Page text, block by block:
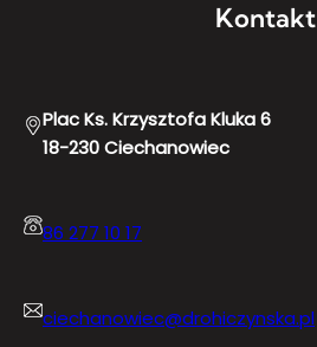
Kontakt
Plac Ks. Krzysztofa Kluka 6
18-230 Ciechanowiec
86 277 10 17
ciechanowiec@drohiczynska.pl